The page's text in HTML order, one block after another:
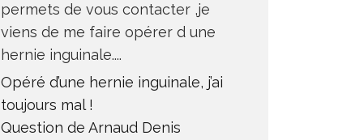
permets de vous contacter ,je
viens de me faire opérer d une
hernie inguinale....
Opéré d’une hernie inguinale, j’ai
toujours mal !
Question de Arnaud Denis